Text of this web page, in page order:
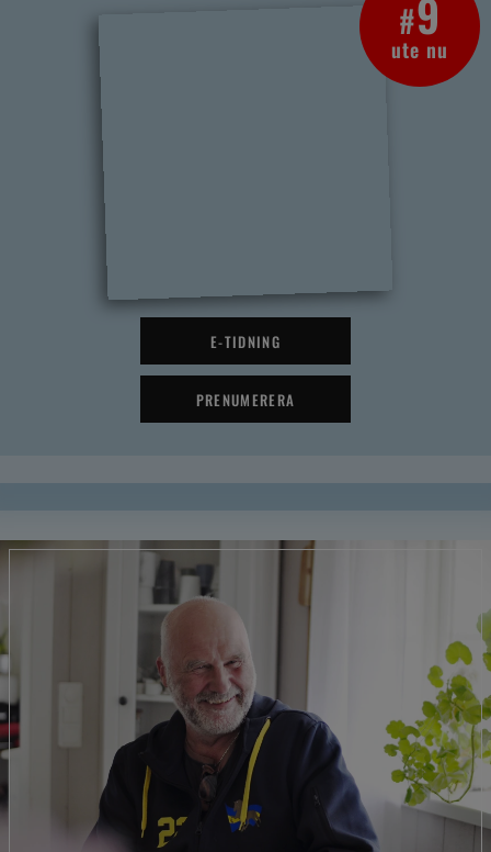
#9
ute nu
E-TIDNING
PRENUMERERA